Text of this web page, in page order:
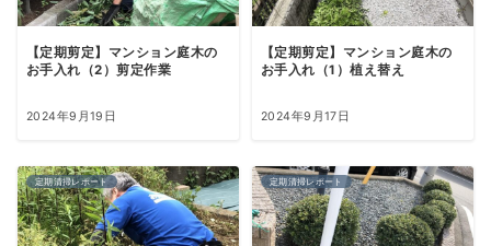
【定期剪定】マンション庭木の
お手入れ（2）剪定作業
2024年9月19日
【定期剪定】マンション庭木の
お手入れ（1）植え替え
2024年9月17日
定期清掃レポート 定期清掃レポート